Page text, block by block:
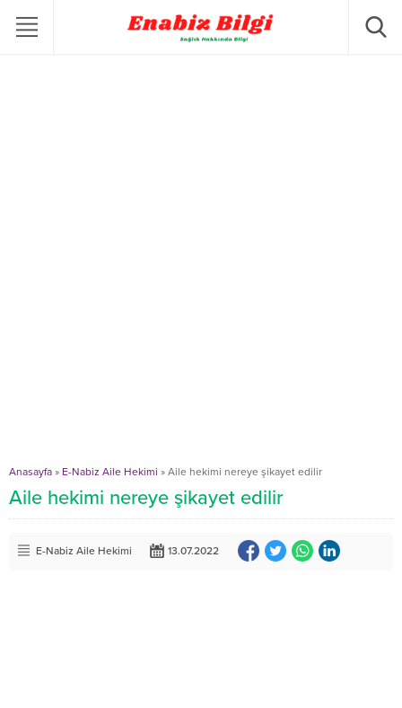
Anasayfa » E-Nabiz Aile Hekimi » Aile hekimi nereye şikayet edilir
Aile hekimi nereye şikayet edilir
E-Nabiz Aile Hekimi 13.07.2022